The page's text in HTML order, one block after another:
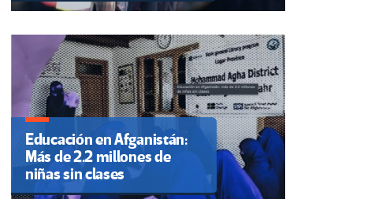
Educación en Afganistán:
Más de 2.2 millones de
niñas sin clases